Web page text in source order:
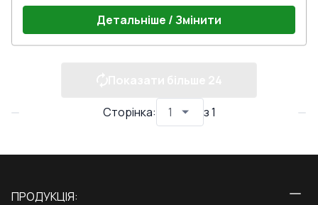
Детальніше / Змінити
Сторінка: з1
ПРОДУКЦІЯ: